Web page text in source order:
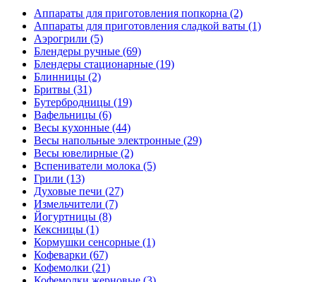
Аппараты для приготовления попкорна (2)
Аппараты для приготовления сладкой ваты (1)
Аэрогрили (5)
Блендеры ручные (69)
Блендеры стационарные (19)
Блинницы (2)
Бритвы (31)
Бутербродницы (19)
Вафельницы (6)
Весы кухонные (44)
Весы напольные электронные (29)
Весы ювелирные (2)
Вспениватели молока (5)
Грили (13)
Духовые печи (27)
Измельчители (7)
Йогуртницы (8)
Кексницы (1)
Кормушки сенсорные (1)
Кофеварки (67)
Кофемолки (21)